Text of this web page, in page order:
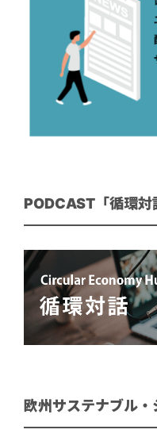
PODCAST「循環対
欧州サステナブル